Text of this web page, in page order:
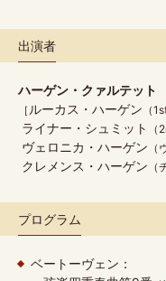
出演者
ハーゲン・クァルテット
ルーカス・ハーゲン （
ライナー・シュミット （
ヴェロニカ・ハーゲン （
クレメンス・ハーゲン （
プログラム
ベートーヴェン：